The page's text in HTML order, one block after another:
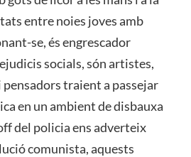
entre noies joves amb
se, és engrescador
socials, són artistes,
traient a passejar
en un ambient de disbauxa
del policia ens adverteix
comunista, aquests